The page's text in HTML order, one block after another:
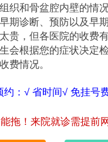
织和骨盆腔内壁的情
期诊断、预防以及早
贵，但各医院的收费
会根据您的症状决定
费情况。
约：√ 省时间√ 免挂号
拖！来院就诊需提前